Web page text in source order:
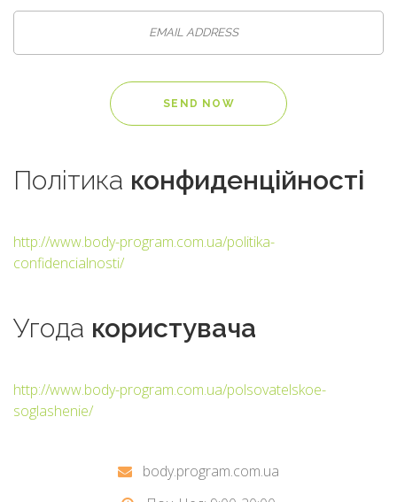
Політика конфиденційності
http://www.body-program.com.ua/politika-
confidencialnosti/
Угода користувача
http://www.body-program.com.ua/polsovatelskoe-
soglashenie/
body.program.com.ua